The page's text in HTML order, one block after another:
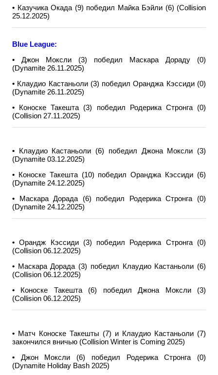
• Казучика Окада (9) победил Майка Бэйли (6) (Collision
25.12.2025)
Blue League:
• Джон Моксли (3) победил Маскара Дораду (0)
(Dynamite 26.11.2025)
• Клаудио Кастаньоли (3) победил Оранджа Кэссиди (0)
(Dynamite 26.11.2025)
• Коноске Такешта (3) победил Родерика Стронга (0)
(Collision 27.11.2025)
• Клаудио Кастаньоли (6) победил Джона Моксли (3)
(Dynamite 03.12.2025)
• Коноске Такешта (10) победил Оранджа Кэссиди (6)
(Dynamite 24.12.2025)
• Маскара Дорада (6) победил Родерика Стронга (0)
(Dynamite 24.12.2025)
• Орандж Кэссиди (3) победил Родерика Стронга (0)
(Collision 06.12.2025)
• Маскара Дорада (3) победил Клаудио Кастаньоли (6)
(Collision 06.12.2025)
• Коноске Такешта (6) победил Джона Моксли (3)
(Collision 06.12.2025)
• Матч Коноске Такешты (7) и Клаудио Кастаньоли (7)
закончился вничью (Collision Winter is Coming 2025)
• Джон Моксли (6) победил Родерика Стронга (0)
(Dynamite Holiday Bash 2025)